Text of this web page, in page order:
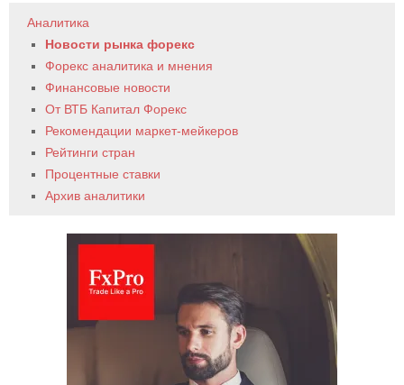
Аналитика
Новости рынка форекс
Форекс аналитика и мнения
Финансовые новости
От ВТБ Капитал Форекс
Рекомендации маркет-мейкеров
Рейтинги стран
Процентные ставки
Архив аналитики